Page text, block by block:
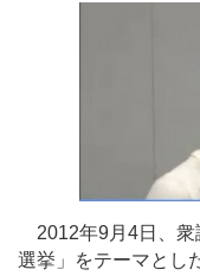
2012年9月4日、衆
選挙」をテーマとし